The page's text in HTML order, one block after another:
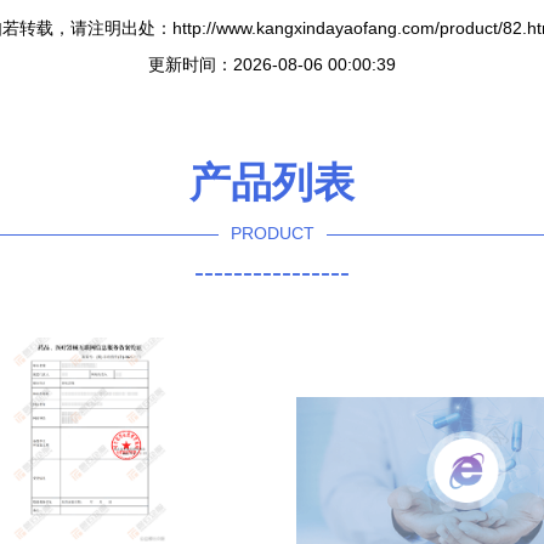
转载，请注明出处：http://www.kangxindayaofang.com/product/
更新时间：2026-08-06 00:00:39
产品列表
PRODUCT
----------------